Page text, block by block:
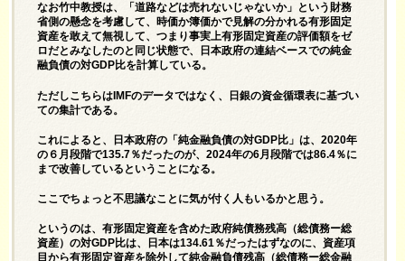
なお竹中教授は、「道路などは売れないじゃないか」という財務
省側の懸念を考慮して、時価か簿価かで見解の分かれる有形固定
資産を敢えて無視して、つまり事実上有形固定資産の評価額をゼ
ロだとみなしたのと同じ状態で、日本政府の連結ベースでの純金
融負債の対GDP比を計算している。
ただしこちらはIMFのデータではなく、日銀の資金循環表に基づい
ての集計である。
これによると、日本政府の「純金融負債の対GDP比」は、2020年
の６月段階で135.7％だったのが、2024年の6月段階では86.4％に
まで改善しているということになる。
ここでちょっと不思議なことに気が付く人もいるかと思う。
というのは、有形固定資産を含めた政府純債務残高（総債務ー総
資産）の対GDP比は、日本は134.61％だったはずなのに、資産項
目から有形固定資産を除外して純金融負債残高（総債務ー総金融